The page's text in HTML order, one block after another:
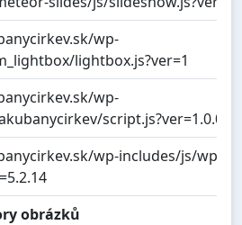
wp-
lightbox.js?ver=1
wp-
script.js?ver=1.0.0
wp-includes/js/wp-
obrázků